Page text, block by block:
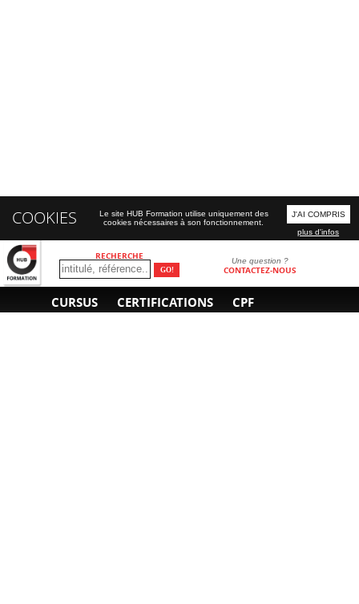
RECHERCHE Une question ?
CONTACTEZ-NOUS
CURSUS CERTIFICATIONS CPF
COOKIES
Le site HUB Formation utilise uniquement des
cookies nécessaires à son fonctionnement.
J'AI COMPRIS
plus d'infos